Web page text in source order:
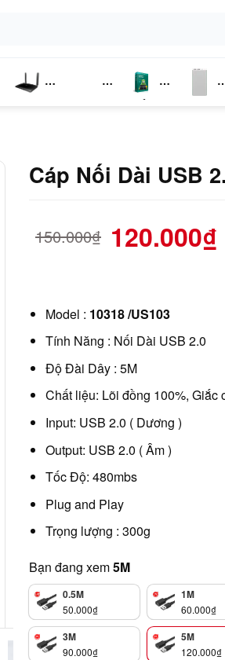
Phần
Cáp Nối Dài USB
150.000₫ 120.000₫
Model : 10318 /US103
Tính Năng : Nối Dài USB 2.0
Độ Đài Dây : 5M
Chất liệu: Lõi đồng 100%, Giắc
Input: USB 2.0 ( Dương )
Output: USB 2.0 ( Âm )
Tốc Độ: 480mbs
Plug and Play
Trọng lượng : 300g
Bạn đang xem5M
0.5M
50.000₫
1M
60.000₫
3M
90.000₫
5M
120.000₫